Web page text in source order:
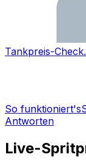
Tankpreis-
So funktioniert's
Antworten
Live-